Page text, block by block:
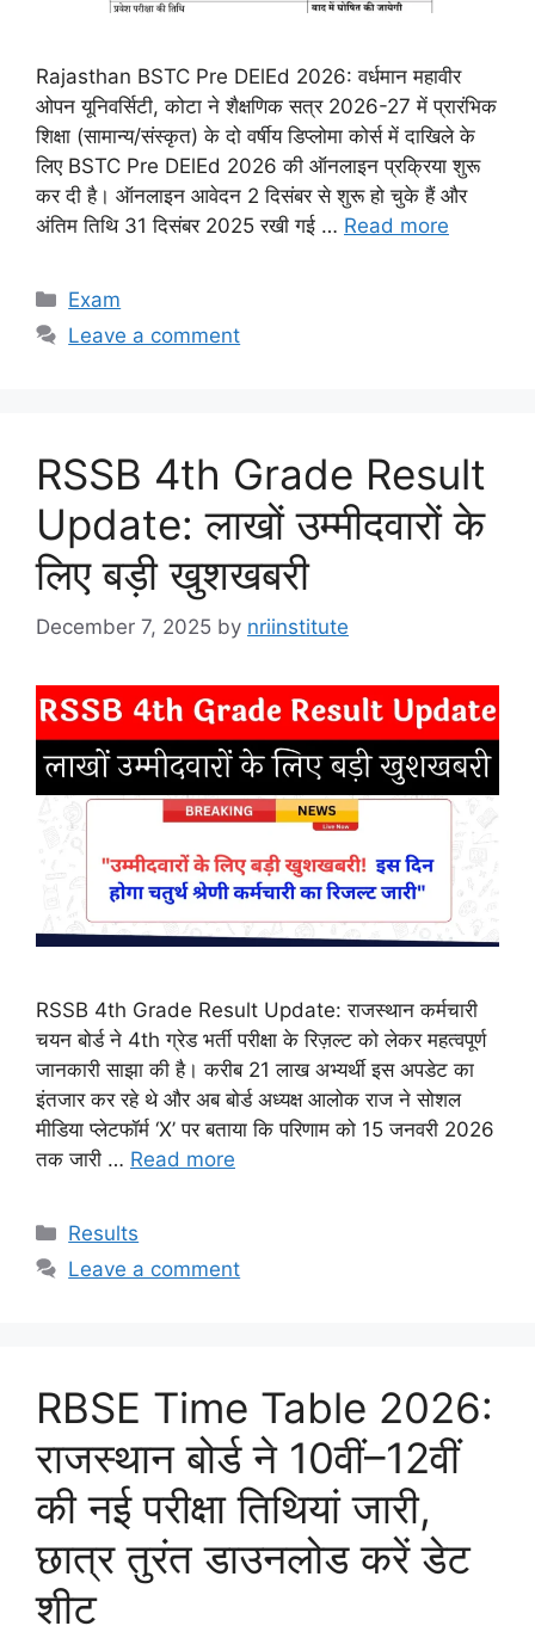
Rajasthan BSTC Pre DElEd 2026: वर्धमान महावीर
ओपन यूनिवर्सिटी, कोटा ने शैक्षणिक सत्र 2026-27 में प्रारंभिक
शिक्षा (सामान्य/संस्कृत) के दो वर्षीय डिप्लोमा कोर्स में दाखिले के
लिए BSTC Pre DElEd 2026 की ऑनलाइन प्रक्रिया शुरू
कर दी है। ऑनलाइन आवेदन 2 दिसंबर से शुरू हो चुके हैं और
अंतिम तिथि 31 दिसंबर 2025 रखी गई … Read more
Categories
Exam
Leave a comment
RSSB 4th Grade Result
Update: लाखों उम्मीदवारों के
लिए बड़ी खुशखबरी
December 7, 2025 by nriinstitute
RSSB 4th Grade Result Update: राजस्थान कर्मचारी
चयन बोर्ड ने 4th ग्रेड भर्ती परीक्षा के रिज़ल्ट को लेकर महत्वपूर्ण
जानकारी साझा की है। करीब 21 लाख अभ्यर्थी इस अपडेट का
इंतजार कर रहे थे और अब बोर्ड अध्यक्ष आलोक राज ने सोशल
मीडिया प्लेटफॉर्म ‘X’ पर बताया कि परिणाम को 15 जनवरी 2026
तक जारी … Read more
Categories
Results
Leave a comment
RBSE Time Table 2026:
राजस्थान बोर्ड ने 10वीं–12वीं
की नई परीक्षा तिथियां जारी,
छात्र तुरंत डाउनलोड करें डेट
शीट